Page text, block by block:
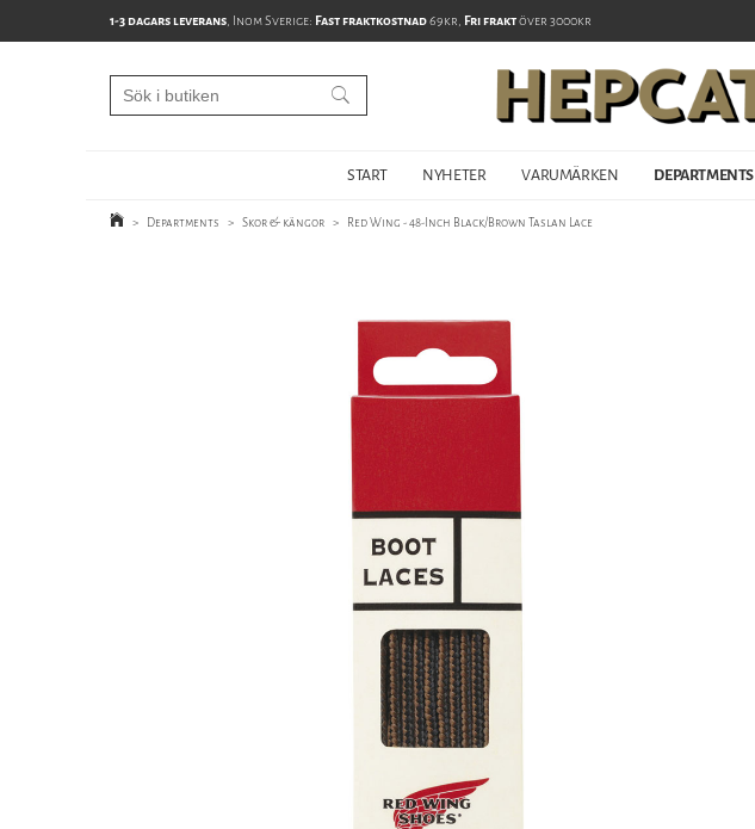
1-3 dagars leverans, Inom Sverige: Fast fraktkostnad69kr, Fri fraktöver 3000kr
START NYHETER VARUMÄRKEN DEPARTMENTS
> Departments > Skor & kängor > Red Wing - 48-Inch Black/Brown Taslan Lace